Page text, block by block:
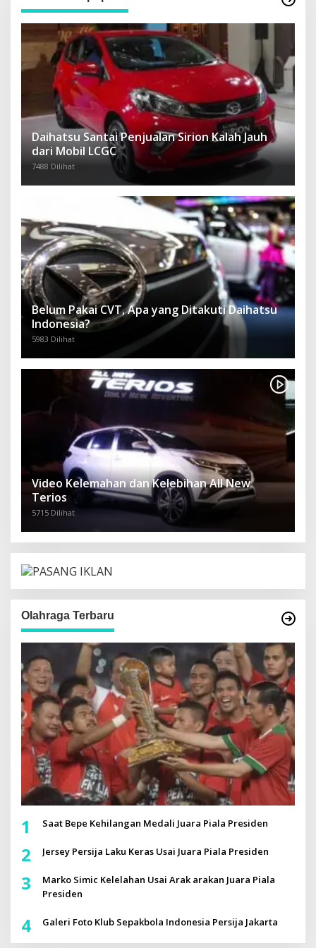
Daihatsu Santai Penjualan Sirion Kalah Jauh
dari Mobil LCGC
7488 Dilihat
Belum Pakai CVT, Apa yang Ditakuti Daihatsu
Indonesia?
5983 Dilihat
Video Kelemahan dan Kelebihan All New
Terios
5715 Dilihat
Olahraga Terbaru
1 Saat Bepe Kehilangan Medali Juara Piala Presiden
2 Jersey Persija Laku Keras Usai Juara Piala Presiden
3
Marko Simic Kelelahan Usai Arak arakan Juara Piala
Presiden
4 Galeri Foto Klub Sepakbola Indonesia Persija Jakarta